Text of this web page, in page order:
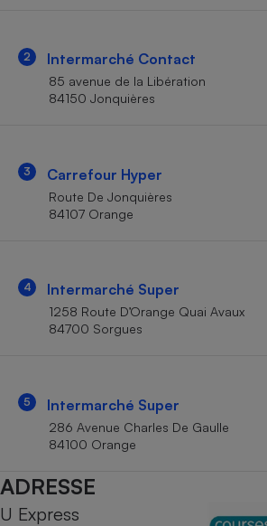
2 Intermarché Contact
85 avenue de la Libération
84150 Jonquières
3 Carrefour Hyper
Route De Jonquières
84107 Orange
4 Intermarché Super
1258 Route D’Orange Quai Avaux
84700 Sorgues
5 Intermarché Super
286 Avenue Charles De Gaulle
84100 Orange
ADRESSE
U Express